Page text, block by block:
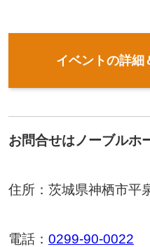
イベントの詳細
お問合せはノーブルホ
住所：茨城県神栖市平
電話： 0299-90-0022